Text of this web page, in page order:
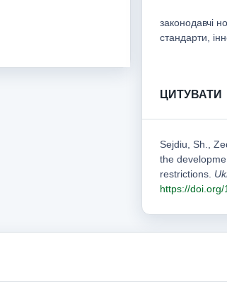
законодавчі
стандарти,
ЦИТУВАТИ
Sejdiu, Sh.,
the
restrictions.
https://